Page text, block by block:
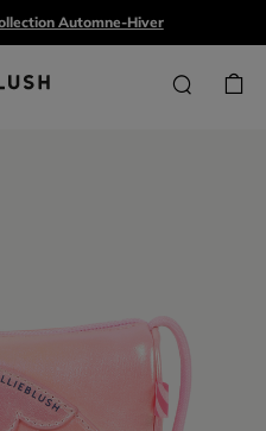
Automne-Hiver